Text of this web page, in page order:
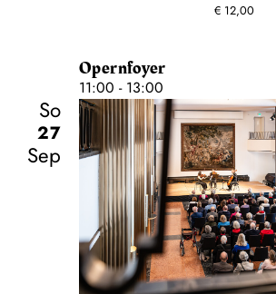
€ 12,00
Opernfoyer
11:00 - 13:00
So
27
Sep